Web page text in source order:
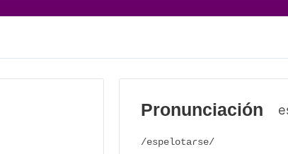
Pronunciación
/espelotaɾse/